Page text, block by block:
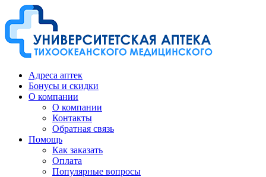
Адреса аптек
Бонусы и скидки
О компании
О компании
Контакты
Обратная связь
Помощь
Как заказать
Оплата
Популярные вопросы